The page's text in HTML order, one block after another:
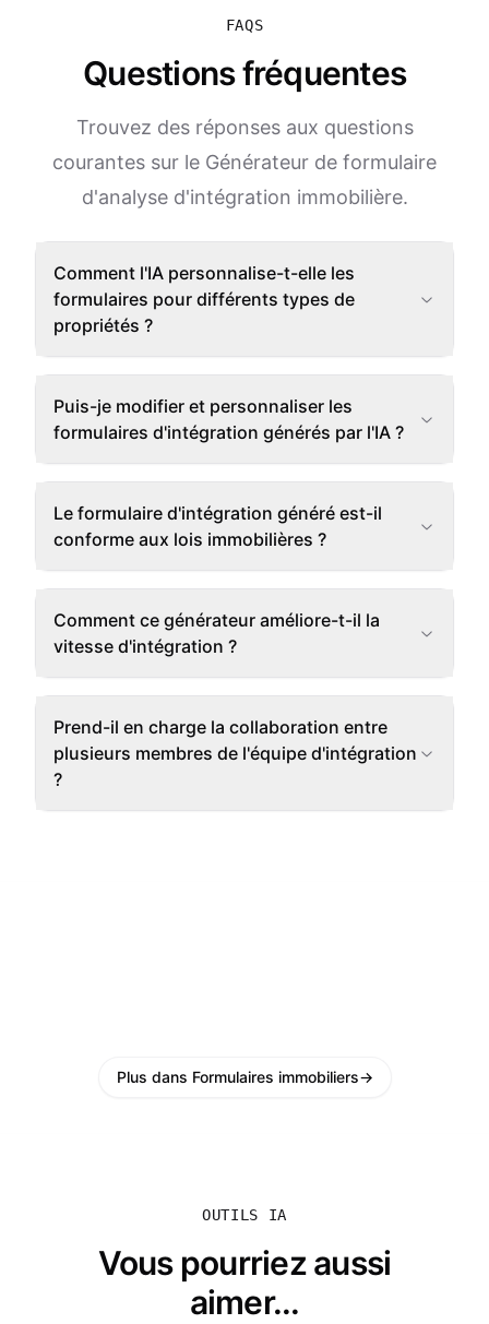
FAQS
Questions fréquentes
Trouvez des réponses aux questions
courantes sur le Générateur de formulaire
d'analyse d'intégration immobilière.
Comment l'IA personnalise-t-elle les
formulaires pour différents types de
propriétés ?
Puis-je modifier et personnaliser les
formulaires d'intégration générés par l'IA ?
Le formulaire d'intégration généré est-il
conforme aux lois immobilières ?
Comment ce générateur améliore-t-il la
vitesse d'intégration ?
Prend-il en charge la collaboration entre
plusieurs membres de l'équipe d'intégration
?
Plus dans Formulaires immobiliers→
OUTILS IA
Vous pourriez aussi
aimer...